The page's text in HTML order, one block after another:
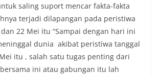
saling suport mencar fakta-fakta
terjadi dilapangan pada peristiwa
22 Mei itu “Sampai dengan hari ini
dunia akibat peristiwa tanggal
itu , salah satu tugas penting dari
ini atau gabungan itu lah